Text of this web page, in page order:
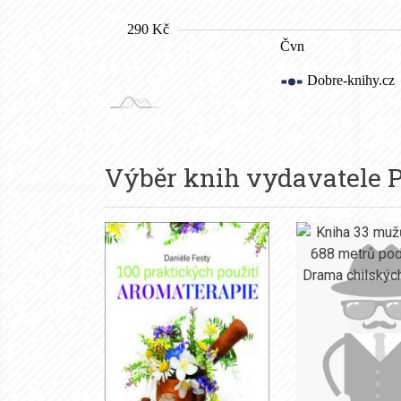
Výběr knih vydavatele